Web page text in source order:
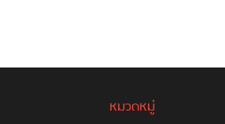
หมวดหมู่